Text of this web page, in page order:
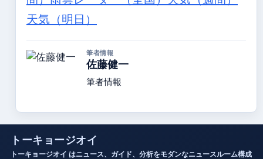
天気（明日）
筆者情報
佐藤健一
筆者情報
トーキョージオイ
トーキョージオイ はニュース、ガイド、分析をモダンなニュースルーム構成